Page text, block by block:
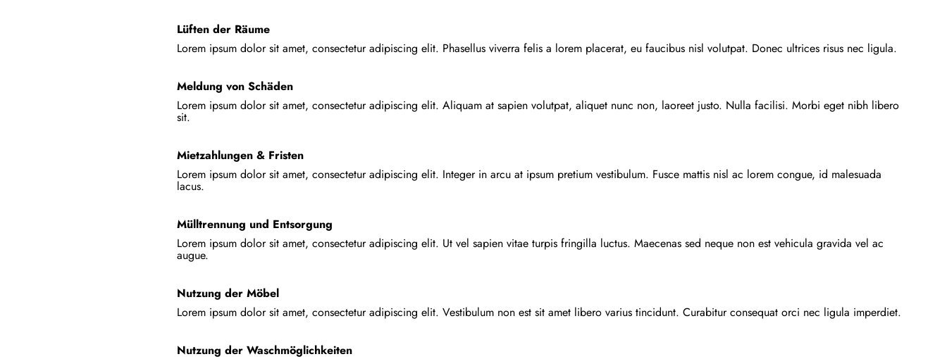
Lüften der Räume
Lorem ipsum dolor sit amet, consectetur adipiscing elit. Phasellus viverra felis a lorem placerat, eu faucibus nisl volutpat. Donec ultrices risus nec ligula.
Meldung von Schäden
Lorem ipsum dolor sit amet, consectetur adipiscing elit. Aliquam at sapien volutpat, aliquet nunc non, laoreet justo. Nulla facilisi. Morbi eget nibh libero
sit.
Mietzahlungen & Fristen
Lorem ipsum dolor sit amet, consectetur adipiscing elit. Integer in arcu at ipsum pretium vestibulum. Fusce mattis nisl ac lorem congue, id malesuada
lacus.
Mülltrennung und Entsorgung
Lorem ipsum dolor sit amet, consectetur adipiscing elit. Ut vel sapien vitae turpis fringilla luctus. Maecenas sed neque non est vehicula gravida vel ac
augue.
Nutzung der Möbel
Lorem ipsum dolor sit amet, consectetur adipiscing elit. Vestibulum non est sit amet libero varius tincidunt. Curabitur consequat orci nec ligula imperdiet.
Nutzung der Waschmöglichkeiten